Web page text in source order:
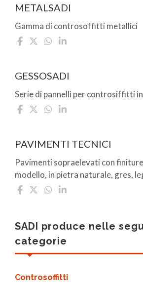
METALSADI
Gamma di controsoffitti metallici
GESSOSADI
Serie di pannelli per controsiffitti
PAVIMENTI TECNICI
Pavimenti sopraelevati con
modello, in pietra naturale, gres,
SADI produce nelle
categorie
Controsoffitti